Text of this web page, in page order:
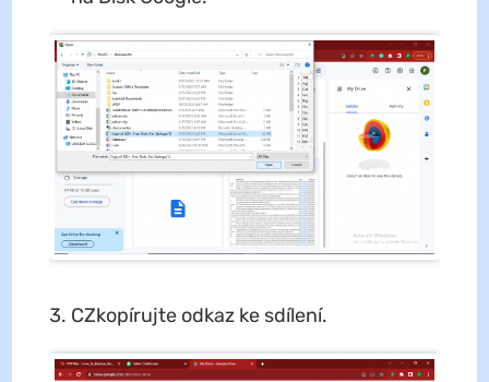
CZkopírujte odkaz ke sdílení.